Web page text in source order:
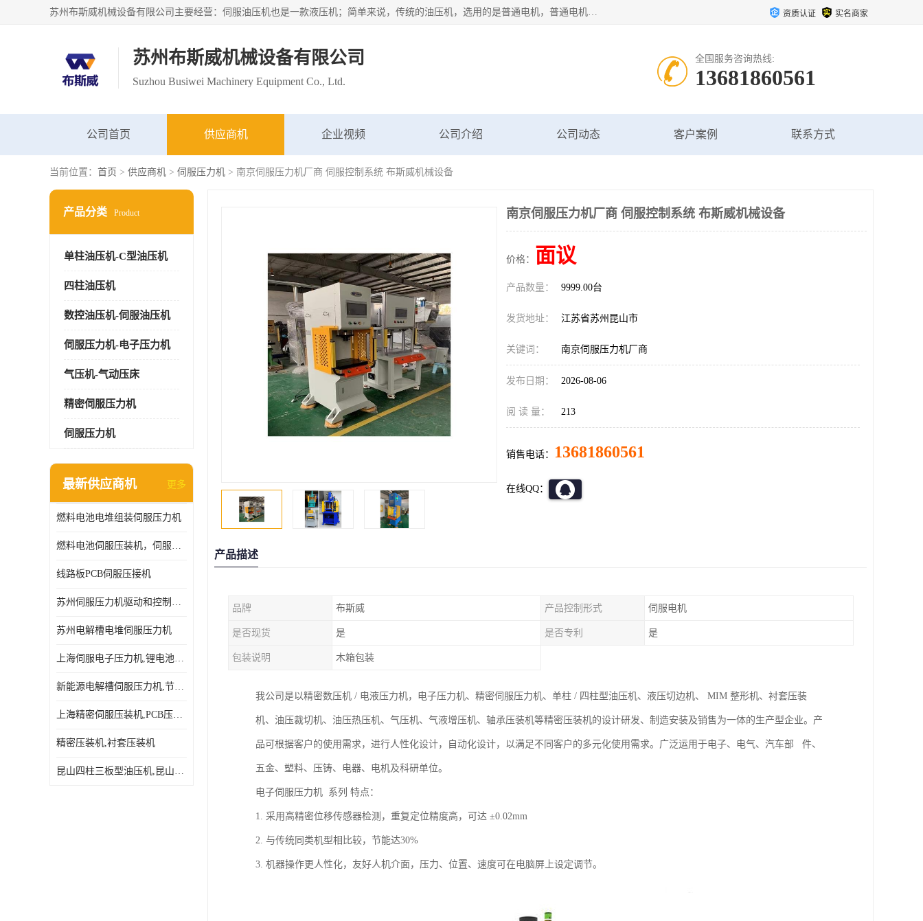
苏州布斯威机械设备有限公司主要经营：伺服油压机也是一款液压机；简单来说，传统的油压机，选用的是普通电机，普通电机容易发热，容易烧坏。伺服油压机采用先进的伺服电机，一般选用汇川 、日本大金、台达等品牌。伺服电机配套伺服泵还有伺服驱动器等部件，这样机器的电机过热，能耗的控制、机器工作的噪音都得到了完美的解决。 资质认证 实名商家
苏州布斯威机械设备有限公司
Suzhou Busiwei Machinery Equipment Co., Ltd.
全国服务咨询热线:
13681860561
公司首页 供应商机 企业视频 公司介绍 公司动态 客户案例 联系方式
当前位置： 首页 > 供应商机 > 伺服压力机 > 南京伺服压力机厂商 伺服控制系统 布斯威机械设备
产品分类 Product
单柱油压机-C型油压机
四柱油压机
数控油压机-伺服油压机
伺服压力机-电子压力机
气压机-气动压床
精密伺服压力机
伺服压力机
最新供应商机 更多
燃料电池电堆组装伺服压力机
燃料电池伺服压装机，伺服压力机型号齐全
线路板PCB伺服压接机
苏州伺服压力机驱动和控制技术
苏州电解槽电堆伺服压力机
上海伺服电子压力机,锂电池伺服压力机 用途广发操作简单
新能源电解槽伺服压力机,节能效果达80%以上
上海精密伺服压装机,PCB压接机,线路板压接机
精密压装机,衬套压装机
昆山四柱三板型油压机,昆山精密伺服压力机
南京伺服压力机厂商 伺服控制系统 布斯威机械设备
价格： 面议
产品数量： 9999.00台
发货地址： 江苏省苏州昆山市
关键词： 南京伺服压力机厂商
发布日期： 2026-08-06
阅 读 量： 213
销售电话： 13681860561
在线QQ：
产品描述
品牌 布斯威 产品控制形式 伺服电机
是否现货 是 是否专利 是
包装说明 木箱包装
我公司是以精密数压机 / 电液压力机，电子压力机、精密伺服压力机、单柱 / 四柱型油压机、液压切边机、 MIM 整形机、衬套压装
机、油压裁切机、油压热压机、气压机、气液增压机、轴承压装机等精密压装机的设计研发、制造安装及销售为一体的生产型企业。产
品可根据客户的使用需求，进行人性化设计，自动化设计，以满足不同客户的多元化使用需求。广泛运用于电子、电气、汽车部 件、
五金、塑料、压铸、电器、电机及科研单位。
电子伺服压力机 系列 特点：
1. 采用高精密位移传感器检测，重复定位精度高，可达 ±0.02mm
2. 与传统同类机型相比较，节能达30%
3. 机器操作更人性化，友好人机介面，压力、位置、速度可在电脑屏上设定调节。